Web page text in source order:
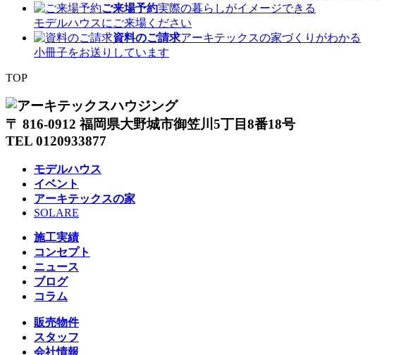
ご来場予約実際の暮らしがイメージできる
モデルハウスにご来場ください
資料のご請求アーキテックスの家づくりがわかる
小冊子をお送りしています
TOP
〒 816-0912 福岡県大野城市御笠川5丁目8番18号
TEL 0120933877
モデルハウス
イベント
アーキテックスの家
SOLARE
施工実績
コンセプト
ニュース
ブログ
コラム
販売物件
スタッフ
会社情報